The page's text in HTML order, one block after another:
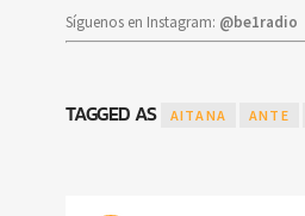
Síguenos en Instagram: @be1radio
TAGGED AS AITANA ANTE